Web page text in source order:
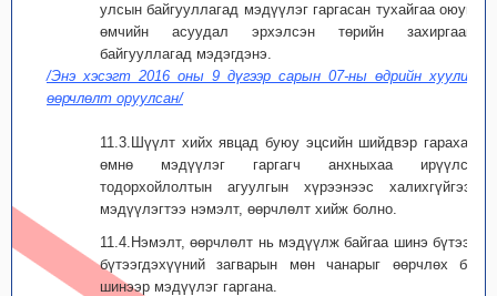
улсын байгууллагад мэдүүлэг гаргасан тухайгаа оюуны
өмчийн асуудал эрхэлсэн төрийн захиргааны
байгууллагад мэдэгдэнэ.
/Энэ хэсэгт 2016 оны 9 дүгээр сарын 07-ны өдрийн хуулиар
өөрчлөлт оруулсан/
11.3.Шүүлт хийх явцад буюу эцсийн шийдвэр гарахаас
өмнө мэдүүлэг гаргагч анхныхаа ирүүлсэн
тодорхойлолтын агуулгын хүрээнээс халихгүйгээр,
мэдүүлэгтээ нэмэлт, өөрчлөлт хийж болно.
11.4.Нэмэлт, өөрчлөлт нь мэдүүлж байгаа шинэ бүтээл,
бүтээгдэхүүний загварын мөн чанарыг өөрчлөх бол
шинээр мэдүүлэг гаргана.